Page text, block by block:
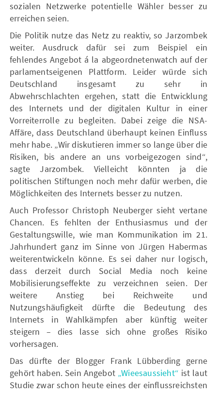
sozialen Netzwerke potentielle Wähler besser zu
erreichen seien.
Die Politik nutze das Netz zu reaktiv, so Jarzombek
weiter. Ausdruck dafür sei zum Beispiel ein
fehlendes Angebot á la abgeordnetenwatch auf der
parlamentseigenen Plattform. Leider würde sich
Deutschland insgesamt zu sehr in
Abwehrschlachten ergehen, statt die Entwicklung
des Internets und der digitalen Kultur in einer
Vorreiterrolle zu begleiten. Dabei zeige die NSA-
Affäre, dass Deutschland überhaupt keinen Einfluss
mehr habe. „Wir diskutieren immer so lange über die
Risiken, bis andere an uns vorbeigezogen sind“,
sagte Jarzombek. Vielleicht könnten ja die
politischen Stiftungen noch mehr dafür werben, die
Möglichkeiten des Internets besser zu nutzen.
Auch Professor Christoph Neuberger sieht vertane
Chancen. Es fehlten der Enthusiasmus und der
Gestaltungswille, wie man Kommunikation im 21.
Jahrhundert ganz im Sinne von Jürgen Habermas
weiterentwickeln könne. Es sei daher nur logisch,
dass derzeit durch Social Media noch keine
Mobilisierungseffekte zu verzeichnen seien. Der
weitere Anstieg bei Reichweite und
Nutzungshäufigkeit dürfte die Bedeutung des
Internets in Wahlkämpfen aber künftig weiter
steigern – dies lasse sich ohne großes Risiko
vorhersagen.
Das dürfte der Blogger Frank Lübberding gerne
gehört haben. Sein Angebot „Wieesaussieht“ ist laut
Studie zwar schon heute eines der einflussreichsten